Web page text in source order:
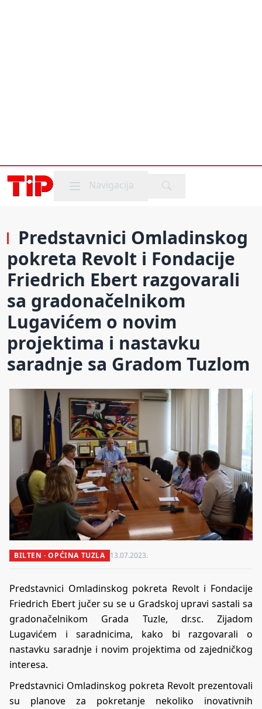
Mobile menu
Navigacija
Predstavnici Omladinskog
pokreta Revolt i Fondacije
Friedrich Ebert razgovarali
sa gradonačelnikom
Lugavićem o novim
projektima i nastavku
saradnje sa Gradom Tuzlom
BILTEN · OPĆINA TUZLA 13.07.2023.
Predstavnici Omladinskog pokreta Revolt i Fondacije
Friedrich Ebert jučer su se u Gradskoj upravi sastali sa
gradonačelnikom Grada Tuzle, dr.sc. Zijadom
Lugavićem i saradnicima, kako bi razgovarali o
nastavku saradnje i novim projektima od zajedničkog
interesa.
Predstavnici Omladinskog pokreta Revolt prezentovali
su planove za pokretanje nekoliko inovativnih